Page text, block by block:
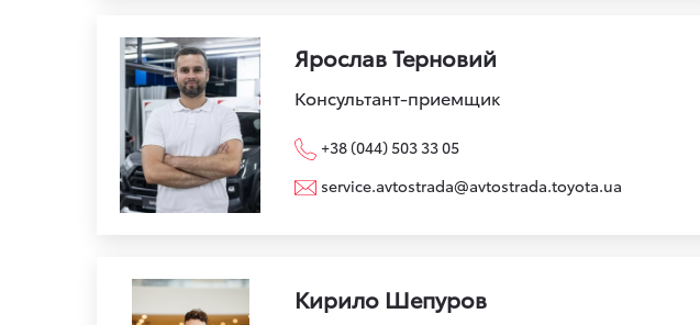
Ярослав Терновий
Консультант-приемщик
+38 (044) 503 33 05
service.avtostrada@avtostrada.toyota.ua
Кирило Шепуров